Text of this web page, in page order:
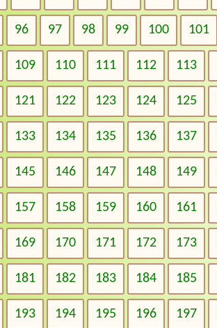
96 97 98 99 100 101
109 110 111 112 113
121 122 123 124 125
133 134 135 136 137
145 146 147 148 149
157 158 159 160 161
169 170 171 172 173
181 182 183 184 185
193 194 195 196 197